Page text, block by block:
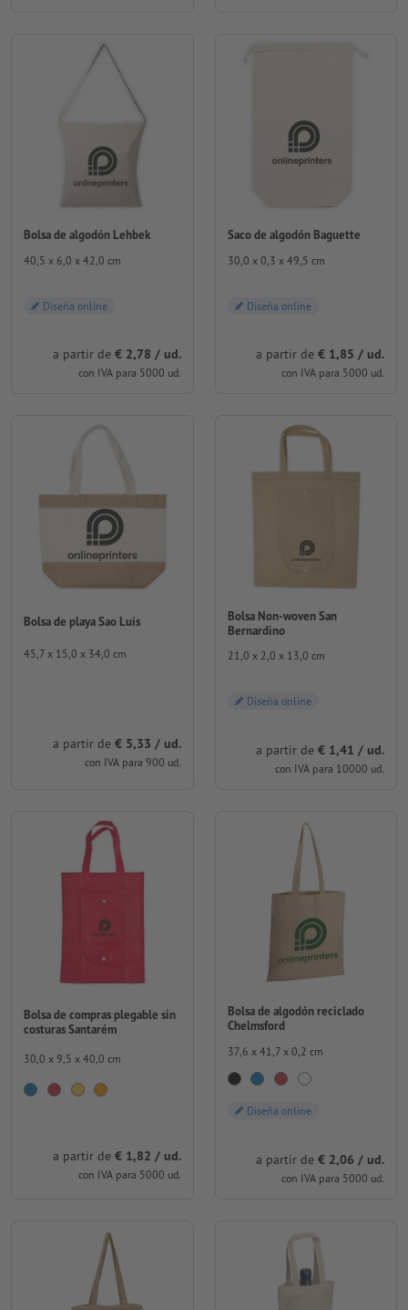
Bolsa de algodón Lehbek
40,5 x 6,0 x 42,0 cm
Diseña online
a partir de € 2,78 / ud.
con IVA para 5000 ud.
Saco de algodón Baguette
30,0 x 0,3 x 49,5 cm
Diseña online
a partir de € 1,85 / ud.
con IVA para 5000 ud.
Bolsa de playa Sao Luís
45,7 x 15,0 x 34,0 cm
a partir de € 5,33 / ud.
con IVA para 900 ud.
Bolsa Non-woven San
Bernardino
21,0 x 2,0 x 13,0 cm
Diseña online
a partir de € 1,41 / ud.
con IVA para 10000 ud.
Bolsa de compras plegable sin
costuras Santarém
30,0 x 9,5 x 40,0 cm
a partir de € 1,82 / ud.
con IVA para 5000 ud.
Bolsa de algodón reciclado
Chelmsford
37,6 x 41,7 x 0,2 cm
Diseña online
a partir de € 2,06 / ud.
con IVA para 5000 ud.